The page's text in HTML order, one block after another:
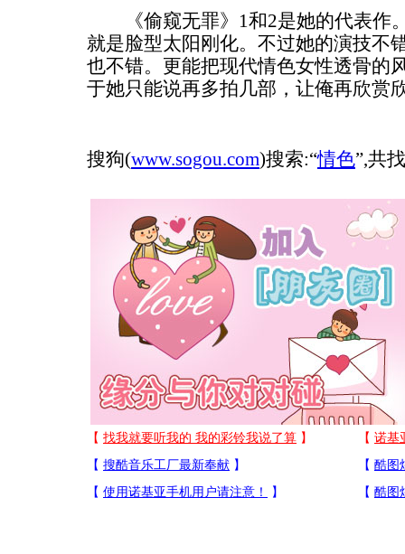
《偷窥无罪》1和2是她的代表作
就是脸型太阳刚化。不过她的演技不
也不错。更能把现代情色女性透骨的
于她只能说再多拍几部，让俺再欣赏
搜狗(www.sogou.com)搜索:“情色”,共